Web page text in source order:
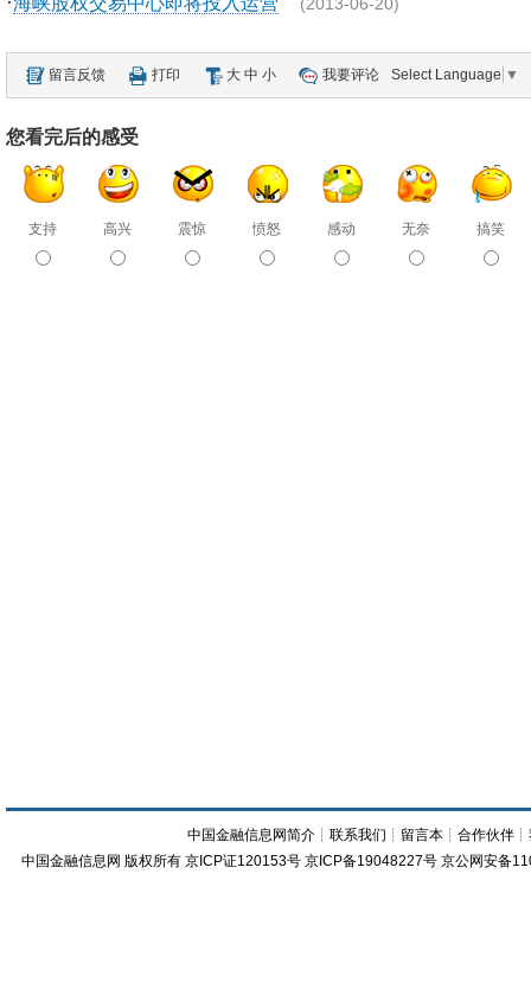
(2013-06-20)
留言反馈 打印 大 中 小 我要评论 Select Language ▼
您看完后的感受
支持 高兴 震惊 愤怒 感动 无奈 搞笑
中国金融信息网简介 ┊联系我们 ┊ 留言本 ┊合作伙伴 ┊
中国金融信息网 版权所有 京ICP证120153号 京ICP备19048227号 京公网安备